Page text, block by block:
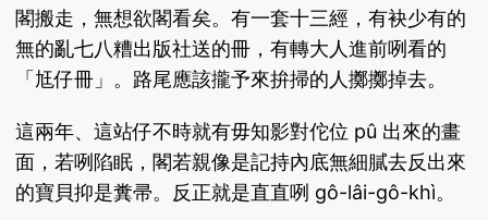
閣搬走，無想欲閣看矣。有一套十三經，有袂少有的
無的亂七八糟出版社送的冊，有轉大人進前咧看的
「尪仔冊」。路尾應該攏予來拚掃的人擲擲掉去。
這兩年、這站仔不時就有毋知影對佗位 pû 出來的畫
面，若咧陷眠，閣若親像是記持內底無細膩去反出來
的寶貝抑是糞帚。反正就是直直咧 gô-lâi-gô-khì。